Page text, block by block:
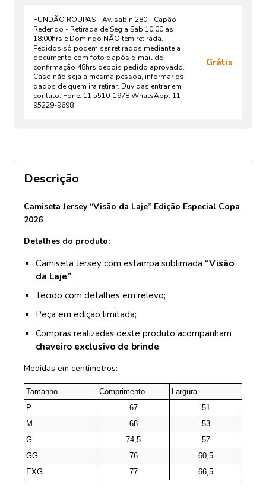
FUNDÃO ROUPAS - Av. sabin 280 - Capão
Redendo - Retirada de Seg a Sab 10:00 as
18:00hrs e Domingo NÃO tem retirada.
Pedidos só podem ser retirados mediante a
documento com foto e após e-mail de
confirmação 48hrs depois pedido aprovado.
Caso não seja a mesma pessoa, informar os
dados de quem ira retirar. Duvidas entrar em
contato. Fone: 11 5510-1978 WhatsApp: 11
95229-9698
Grátis
Descrição
Camiseta Jersey “Visão da Laje” Edição Especial Copa
2026
Detalhes do produto:
Camiseta Jersey com estampa sublimada “Visão
da Laje”;
Tecido com detalhes em relevo;
Peça em edição limitada;
Compras realizadas deste produto acompanham
chaveiro exclusivo de brinde.
Medidas em centimetros:
Tamanho Comprimento
Largura
P
67
51
M
68
53
G
74,5
57
GG
76
60,5
EXG
77 66,5